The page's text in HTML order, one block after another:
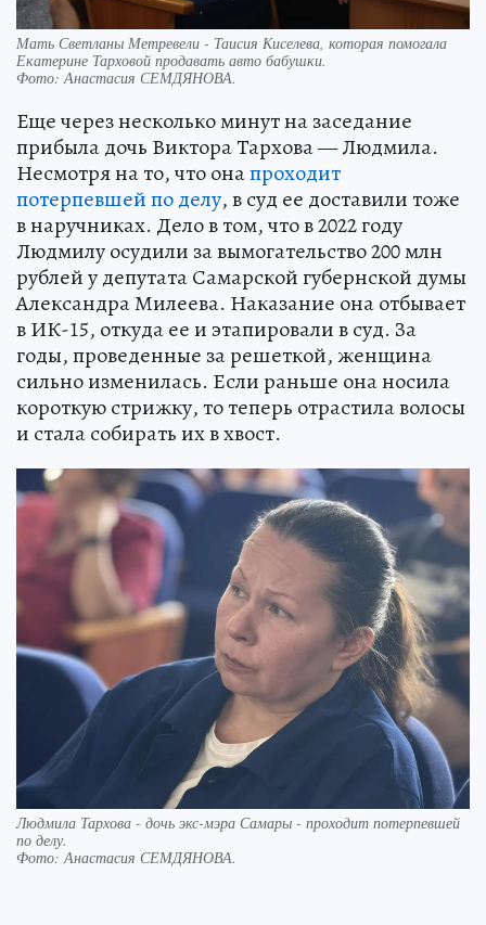
Мать Светланы Метревели - Таисия Киселева, которая помогала
Екатерине Тарховой продавать авто бабушки.
Фото:Анастасия СЕМДЯНОВА.
Еще через несколько минут на заседание
прибыла дочь Виктора Тархова — Людмила.
Несмотря на то, что онапроходит
потерпевшей по делу, в суд ее доставили тоже
в наручниках. Дело в том, что в 2022 году
Людмилу осудили за вымогательство 200 млн
рублей у депутата Самарской губернской думы
Александра Милеева. Наказание она отбывает
в ИК-15, откуда ее и этапировали в суд. За
годы, проведенные за решеткой, женщина
сильно изменилась. Если раньше она носила
короткую стрижку, то теперь отрастила волосы
и стала собирать их в хвост.
Людмила Тархова - дочь экс-мэра Самары - проходит потерпевшей
по делу.
Фото:Анастасия СЕМДЯНОВА.